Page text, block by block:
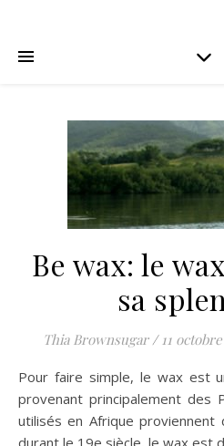
Be wax: le
sa
Thia Brownsugar / 11 octobre
Pour faire simple, le wax est un tissu imprimé sous cire
provenant principalement des
utilisés en Afrique
durant le 19e siècle, le wax est